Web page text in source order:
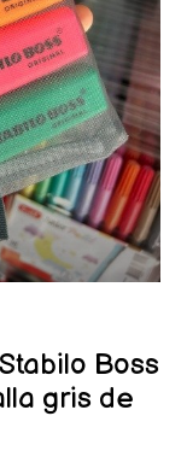
Boss
gris de